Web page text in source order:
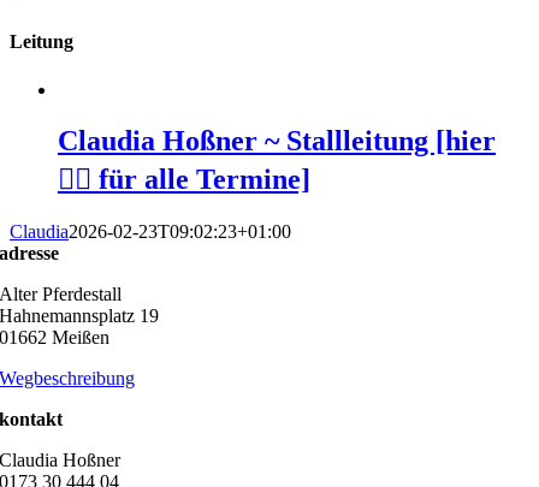
Leitung
Claudia Hoßner ~ Stallleitung [hier
👆🏻 für alle Termine]
Claudia2026-02-23T09:02:23+01:00
adresse
Alter Pferdestall
Hahnemannsplatz 19
01662 Meißen
Wegbeschreibung
kontakt
Claudia Hoßner
0173 30 444 04